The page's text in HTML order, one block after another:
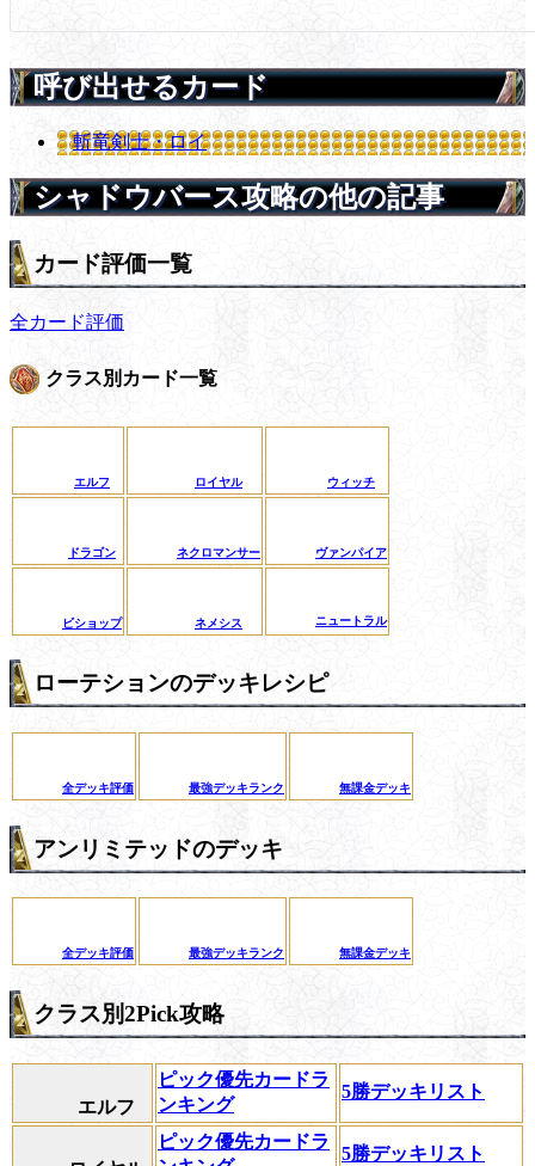
呼び出せるカード
斬竜剣士・ロイ
シャドウバース攻略の他の記事
カード評価一覧
全カード評価
クラス別カード一覧
エルフ ロイヤル ウィッチ
ドラゴン ネクロマンサー ヴァンパイア
ビショップ ネメシス ニュートラル
ローテションのデッキレシピ
全デッキ評価 最強デッキランク 無課金デッキ
アンリミテッドのデッキ
全デッキ評価 最強デッキランク 無課金デッキ
クラス別2Pick攻略
エルフ
ピック優先カードラ
ンキング
5勝デッキリスト
ピック優先カードラ
5勝デッキリスト